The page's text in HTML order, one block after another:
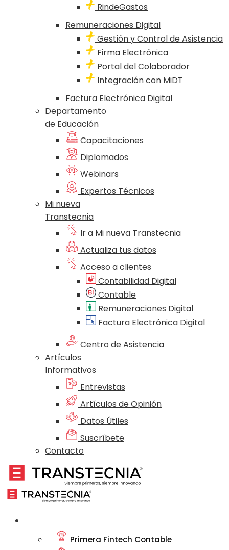
RindeGastos
Remuneraciones Digital
Gestión y Control de Asistencia
Firma Electrónica
Portal del Colaborador
Integración con MiDT
Factura Electrónica Digital
Departamento
de Educación
Capacitaciones
Diplomados
Webinars
Expertos Técnicos
Mi nueva
Transtecnia
Ir a Mi nueva Transtecnia
Actualiza tus datos
Acceso a clientes
Contabilidad Digital
Contable
Remuneraciones Digital
Factura Electrónica Digital
Centro de Asistencia
Artículos
Informativos
Entrevistas
Artículos de Opinión
Datos Útiles
Suscríbete
Contacto
Primera Fintech Contable